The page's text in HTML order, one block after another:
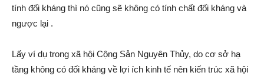
tính đối kháng thì nó cũng sẽ không có tính chất đối kháng và
ngược lại .
Lấy ví dụ trong xã hội Cộng Sản Nguyên Thủy, do cơ sở hạ
tầng không có đối kháng về lợi ích kinh tế nên kiến trúc xã hội